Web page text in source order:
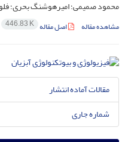
محمود صمیمی؛ امیرهوشنگ بحری؛
مشاهده مقاله اصل مقاله 446.83 K
مقالات آماده انتشار
شماره جاری